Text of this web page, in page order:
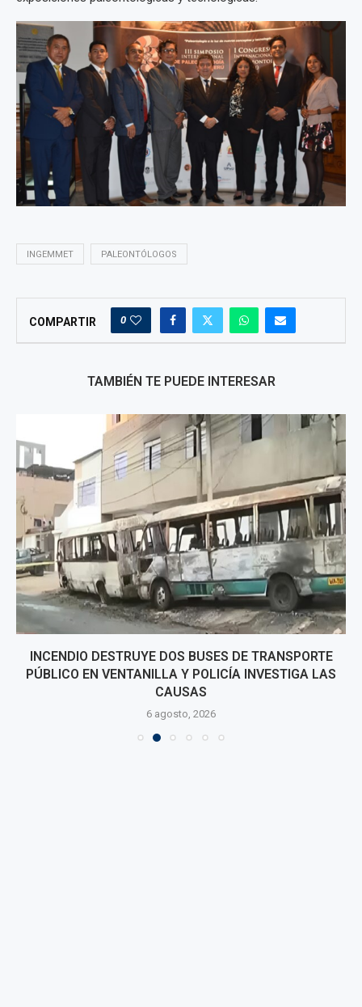
INGEMMET PALEONTÓLOGOS
COMPARTIR 0
TAMBIÉN TE PUEDE INTERESAR
INCENDIO DESTRUYE DOS BUSES DE TRANSPORTE
PÚBLICO EN VENTANILLA Y POLICÍA INVESTIGA LAS
CAUSAS
6 agosto, 2026